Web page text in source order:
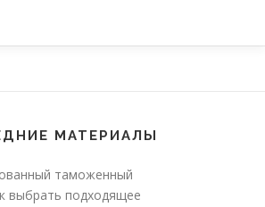
МАТЕРИАЛЫ
таможенный
выбрать подходящее